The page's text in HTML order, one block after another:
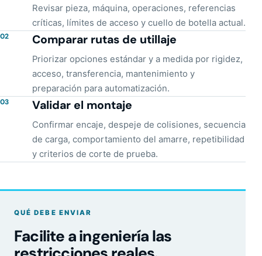
Revisar pieza, máquina, operaciones, referencias
críticas, límites de acceso y cuello de botella actual.
02 Comparar rutas de utillaje
Priorizar opciones estándar y a medida por rigidez,
acceso, transferencia, mantenimiento y
preparación para automatización.
03 Validar el montaje
Confirmar encaje, despeje de colisiones, secuencia
de carga, comportamiento del amarre, repetibilidad
y criterios de corte de prueba.
QUÉ DEBE ENVIAR
Facilite a ingeniería las